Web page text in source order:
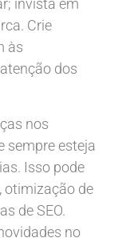
invista em
Crie
às
dos
nos
sempre esteja
Isso pode
otimização de
de SEO.
no